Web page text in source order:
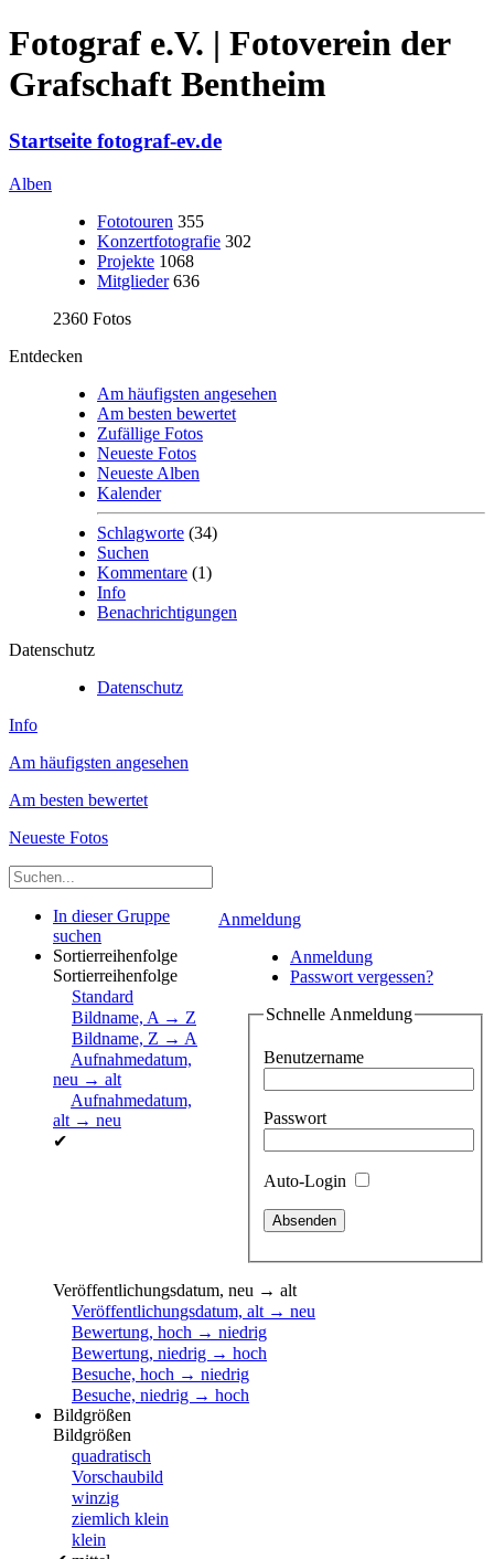
Fotograf e.V. | Fotoverein der
Grafschaft Bentheim
Startseite fotograf-ev.de
Alben
Fototouren 355
Konzertfotografie 302
Projekte 1068
Mitglieder 636
2360 Fotos
Entdecken
Am häufigsten angesehen
Am besten bewertet
Zufällige Fotos
Neueste Fotos
Neueste Alben
Kalender
Schlagworte (34)
Suchen
Kommentare (1)
Info
Benachrichtigungen
Datenschutz
Datenschutz
Info
Am häufigsten angesehen
Am besten bewertet
Neueste Fotos
Anmeldung
Anmeldung
Passwort vergessen?
Schnelle Anmeldung
Benutzername
Passwort
Auto-Login
In dieser Gruppe
suchen
Sortierreihenfolge
Sortierreihenfolge
Standard
Bildname, A → Z
Bildname, Z → A
Aufnahmedatum,
neu → alt
Aufnahmedatum,
alt → neu
✔
Veröffentlichungsdatum, neu → alt
Veröffentlichungsdatum, alt → neu
Bewertung, hoch → niedrig
Bewertung, niedrig → hoch
Besuche, hoch → niedrig
Besuche, niedrig → hoch
Bildgrößen
Bildgrößen
quadratisch
Vorschaubild
winzig
ziemlich klein
klein